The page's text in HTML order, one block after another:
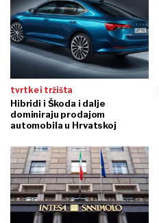
tvrtke i tržišta
Hibridi i Škoda i dalje
dominiraju prodajom
automobila u Hrvatskoj